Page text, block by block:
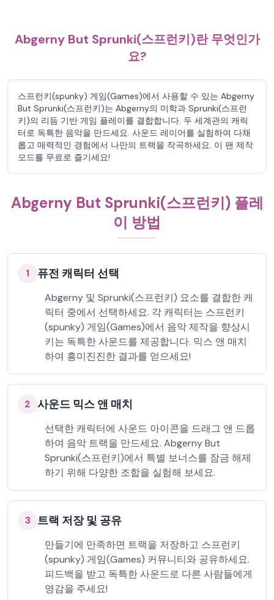
Abgerny But Sprunki(스프런키)란 무엇인가
요?
스프런키(spunky) 게임(Games)에서 사용할 수 있는 Abgerny
But Sprunki(스프런키)는 Abgerny의 미학과 Sprunki(스프런
키)의 리듬 기반 게임 플레이를 결합합니다. 두 세계관의 캐릭
터로 독특한 음악을 만드세요. 사운드 레이어를 실험하여 다채
롭고 매력적인 경험에서 나만의 트랙을 작곡하세요. 이 팬 제작
모드를 무료로 즐기세요!
Abgerny But Sprunki(스프런키) 플레
이 방법
1 퓨전 캐릭터 선택
Abgerny 및 Sprunki(스프런키) 요소를 결합한 캐
릭터 중에서 선택하세요. 각 캐릭터는 스프런키
(spunky) 게임(Games)에서 음악 제작을 향상시
키는 독특한 사운드를 제공합니다. 믹스 앤 매치
하여 흥미진진한 결과를 얻으세요!
2 사운드 믹스 앤 매치
선택한 캐릭터에 사운드 아이콘을 드래그 앤 드롭
하여 음악 트랙을 만드세요. Abgerny But
Sprunki(스프런키)에서 특별 보너스를 잠금 해제
하기 위해 다양한 조합을 실험해 보세요.
3 트랙 저장 및 공유
만들기에 만족하면 트랙을 저장하고 스프런키
(spunky) 게임(Games) 커뮤니티와 공유하세요.
피드백을 받고 독특한 사운드로 다른 사람들에게
영감을 주세요!